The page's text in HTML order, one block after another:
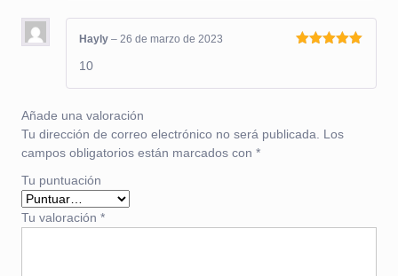
Hayly – 26 de marzo de 2023
10
Añade una valoración
Tu dirección de correo electrónico no será publicada.
Los
campos obligatorios están marcados con *
Tu puntuación
Tu valoración *